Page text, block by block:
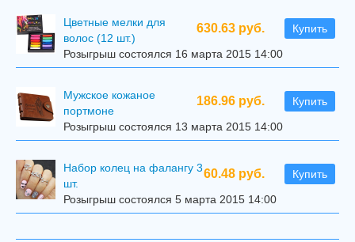
630.63 руб. Купить
Цветные мелки для
волос (12 шт.)
Розыгрыш состоялся 16 марта 2015 14:00
186.96 руб. Купить
Мужское кожаное
портмоне
Розыгрыш состоялся 13 марта 2015 14:00
60.48 руб. Купить
Набор колец на фалангу 3
шт.
Розыгрыш состоялся 5 марта 2015 14:00